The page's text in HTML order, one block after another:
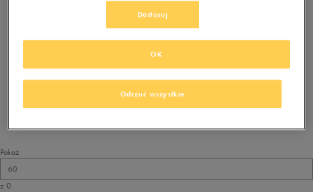
Brak produktów do wyświetlenia
Zmień kryteria wyszukiwania lub
usuń wybrane filtry
Pokaż
60
z 0
Dostosuj
Odrzuć wszystkie
OK